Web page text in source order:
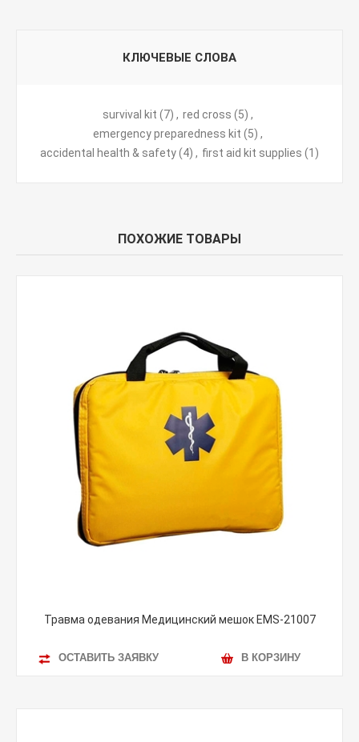
КЛЮЧЕВЫЕ СЛОВА
survival kit (7) , red cross (5) ,
emergency preparedness kit (5) ,
accidental health & safety(4) , first aid kit supplies (1)
ПОХОЖИЕ ТОВАРЫ
Травма одевания Медицинский мешок EMS-21007
ОСТАВИТЬ ЗАЯВКУ В КОРЗИНУ